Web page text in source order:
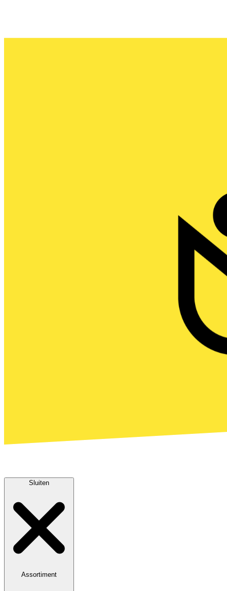
Sluiten
Assortiment